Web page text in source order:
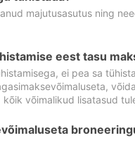
majutusasutus ning
eest tasu
ei pea sa
võimalikud lisatasud